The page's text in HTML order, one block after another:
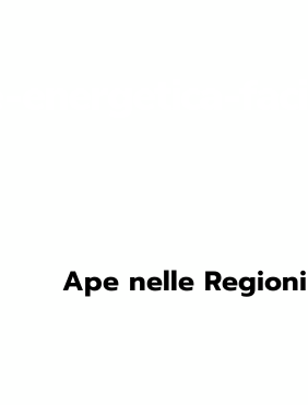
Ape nelle Regioni